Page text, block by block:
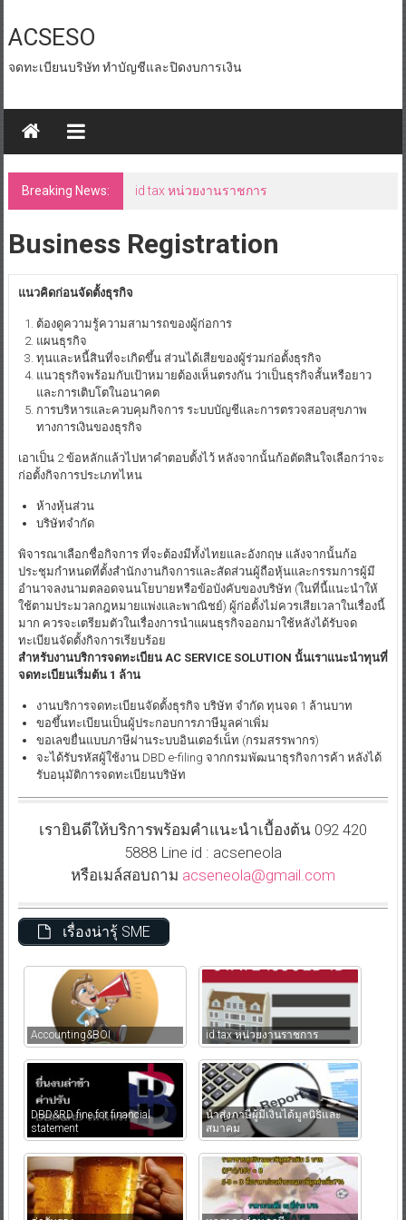
content
ACSESO
จดทะเบียนบริษัท ทำบัญชีและปิดงบการเงิน
Breaking News: id tax หน่วยงานราชการ
Business Registration
แนวคิดก่อนจัดตั้งธุรกิจ
ต้องดูความรู้ความสามารถของผู้ก่อการ
แผนธุรกิจ
ทุนและหนี้สินที่จะเกิดขึ้น ส่วนได้เสียของผู้ร่วมก่อตั้งธุรกิจ
แนวธุรกิจพร้อมกับเป้าหมายต้องเห็นตรงกัน ว่าเป็นธุรกิจสั้นหรือยาว
และการเติบโตในอนาคต
การบริหารและควบคุมกิจการ ระบบบัญชีและการตรวจสอบสุขภาพ
ทางการเงินของธุรกิจ
เอาเป็น 2 ข้อหลักแล้วไปหาคำตอบตั้งไว้ หลังจากนั้นก้อตัดสินใจเลือกว่าจะ
ก่อตั้งกิจการประเภทไหน
ห้างหุ้นส่วน
บริษัทจำกัด
พิจารณาเลือกชื่อกิจการ ที่จะต้องมีทั้งไทยและอังกฤษ แลังจากนั้นก้อ
ประชุมกำหนดที่ตั้งสำนักงานกิจการและสัดส่วนผู้ถือหุ้นและกรรมการผู้มี
อำนาจลงนามตลอดจนนโยบายหรือข้อบังคับของบริษัท (ในที่นี้แนะนำให้
ใช้ตามประมวลกฎหมายแพ่งและพาณิชย์) ผู้ก่อตั้งไม่ควรเสียเวลาในเรื่องนี้
มาก ควรจะเตรียมตัวในเรื่องการนำแผนธุรกิจออกมาใช้หลังได้รับจด
ทะเบียนจัดตั้งกิจการเรียบร้อย
สำหรับงานบริการจดทะเบียน AC SERVICE SOLUTION นั้นเราแนะนำทุนที่
จดทะเบียนเริ่มต้น 1 ล้าน
งานบริการจดทะเบียนจัดตั้งธุรกิจ บริษัท จำกัด ทุนจด 1 ล้านบาท
ขอขึ้นทะเบียนเป็นผู้ประกอบการภาษีมูลค่าเพิ่ม
ขอเลขยื่นแบบภาษีผ่านระบบอินเตอร์เน็ท (กรมสรรพากร)
จะได้รับรหัสผู้ใช้งาน DBD e-filing จากกรมพัฒนาธุรกิจการค้า หลังได้
รับอนุมัติการจดทะเบียนบริษัท
เรายินดีให้บริการพร้อมคำแนะนำเบื้องต้น 092 420
5888 Line id : acseneola
หรือเมล์สอบถาม acseneola@gmail.com
เรื่องน่ารุ้ SME
Accounting&BOI id tax หน่วยงานราชการ
DBD&RD fine for financial
statement
นำส่งภาษีผู้มีเงินได้มูลนิธิและ
สมาคม